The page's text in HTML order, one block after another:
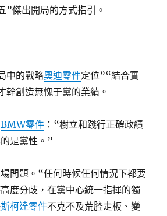
”傑出開局的方式指引。
中的戰略奧迪零件定位”“結合實
幹創造無愧于黨的業績。
BMW零件 ：“樹立和踐行正確政績
是黨性。”
問題。“任何時候任何情況下都要
度分歧，在黨中心統一指揮的獨
斯柯達零件不克不及荒腔走板、變